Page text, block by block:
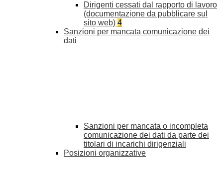
Dirigenti cessati dal rapporto di lavoro
(documentazione da pubblicare sul
sito web) 4
Sanzioni per mancata comunicazione dei
dati
Sanzioni per mancata o incompleta
comunicazione dei dati da parte dei
titolari di incarichi dirigenziali
Posizioni organizzative